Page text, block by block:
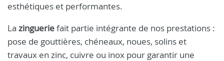
esthétiques et performantes.
La zingueriefait partie intégrante de nos prestations :
pose de gouttières, chéneaux, noues, solins et
travaux en zinc, cuivre ou inox pour garantir une